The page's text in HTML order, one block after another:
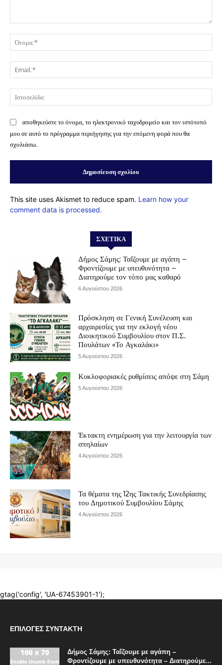
ΕΠΙΛΟΓΈΣ ΣΥΝΤΆΚΤΗ
Δήμος Σάμης: Ταΐζουμε με αγάπη –
Φροντίζουμε με υπευθυνότητα – Διατηρούμε...